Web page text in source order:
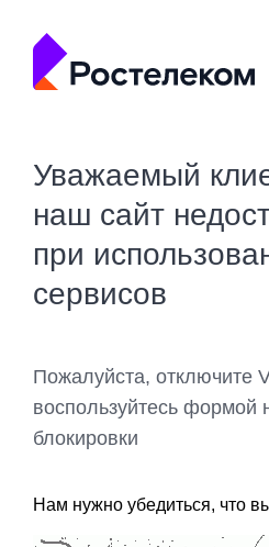
Уважаемый
наш сайт
при
сервисов
Пожалуйста, отключите
воспользуйтесь формой
блокировки
Нам нужно убедиться, что